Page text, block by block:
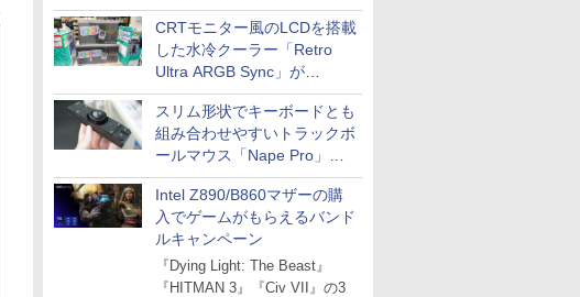
載
CRTモニター風のLCDを搭載
した水冷クーラー「Retro
Ultra ARGB Sync」が
Thermaltakeから
スリム形状でキーボードとも
組み合わせやすいトラックボ
ールマウス「Nape Pro」が
Keychronから
Intel Z890/B860マザーの購
入でゲームがもらえるバンド
ルキャンペーン
『Dying Light: The Beast』
『HITMAN 3』『Civ VII』の3